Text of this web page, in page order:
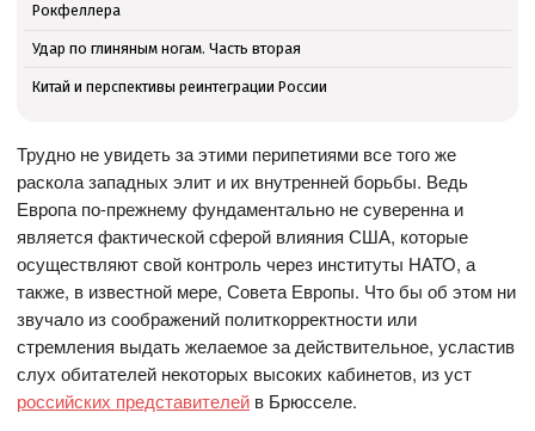
Рокфеллера
Удар по глиняным ногам. Часть вторая
Китай и перспективы реинтеграции России
Трудно не увидеть за этими перипетиями все того же
раскола западных элит и их внутренней борьбы. Ведь
Европа по-прежнему фундаментально не суверенна и
является фактической сферой влияния США, которые
осуществляют свой контроль через институты НАТО, а
также, в известной мере, Совета Европы. Что бы об этом ни
звучало из соображений политкорректности или
стремления выдать желаемое за действительное, усластив
слух обитателей некоторых высоких кабинетов, из уст
российских представителей в Брюсселе.